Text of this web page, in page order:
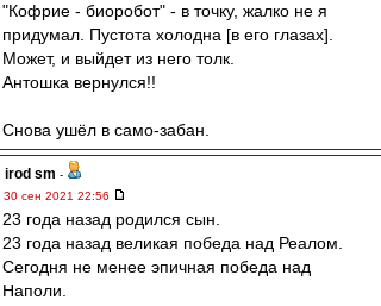
"Кофрие - биоробот" - в точку, жалко не я
придумал. Пустота холодна [в его глазах].
Может, и выйдет из него толк.
Антошка вернулся!!
Снова ушёл в само-забан.
irod sm -
30 сен 2021 22:56
23 года назад родился сын.
23 года назад великая победа над Реалом.
Сегодня не менее эпичная победа над
Наполи.